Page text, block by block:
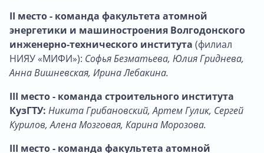
II место - команда факультета атомной
энергетики и машиностроения Волгодонского
инженерно‑технического института (филиал
НИЯУ «МИФИ»): Софья Безматьева, Юлия Гриднева,
Анна Вишневская, Ирина Лебакина.
III место - команда строительного института
КузГТУ: Никита Грибановский, Артем Гулик, Сергей
Курилов, Алена Мозговая, Карина Морозова.
III место - команда факультета атомной